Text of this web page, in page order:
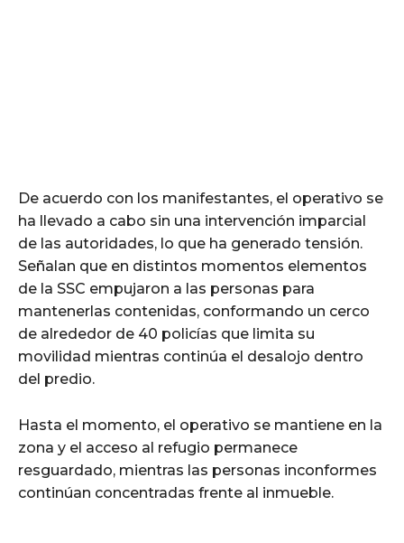
De acuerdo con los manifestantes, el operativo se
ha llevado a cabo sin una intervención imparcial
de las autoridades, lo que ha generado tensión.
Señalan que en distintos momentos elementos
de la SSC empujaron a las personas para
mantenerlas contenidas, conformando un cerco
de alrededor de 40 policías que limita su
movilidad mientras continúa el desalojo dentro
del predio.
Hasta el momento, el operativo se mantiene en la
zona y el acceso al refugio permanece
resguardado, mientras las personas inconformes
continúan concentradas frente al inmueble.